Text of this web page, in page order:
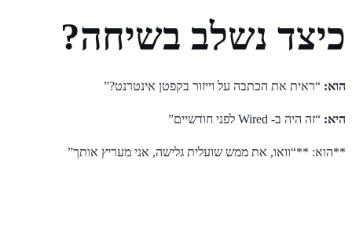
כיצד נשלב בשיחה?
הוא: “ראית את הכתבה על וייזור בקפטן אינטרנט?”
היא: “זה היה ב- Wired לפני חודשיים”
**הוא: **“וואו, את ממש שועלית גלישה, אני מעריץ אותך”